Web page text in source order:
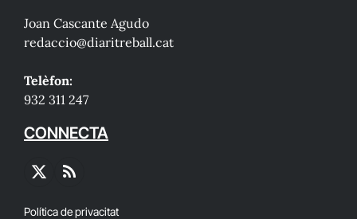
Joan Cascante Agudo
redaccio@diaritreball.cat
Telèfon:
932 311 247
CONNECTA
X
RSS
Política de privacitat